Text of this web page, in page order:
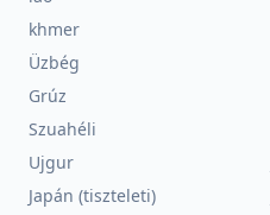
khmer
Üzbég
Grúz
Szuahéli
Ujgur
Japán (tiszteleti)